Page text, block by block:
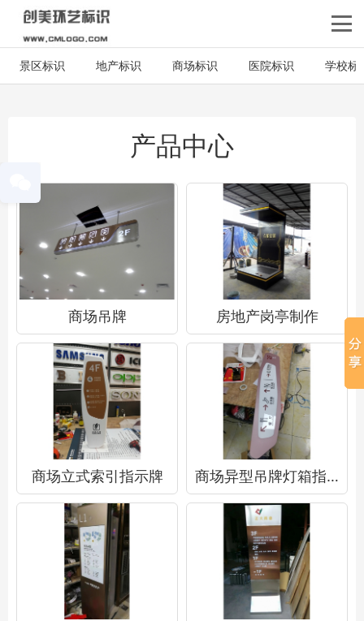
景区标识 地产标识 商场标识 医院标识 学校标
产品中心
商场吊牌 房地产岗亭制作
商场立式索引指示牌 商场异型吊牌灯箱指示牌